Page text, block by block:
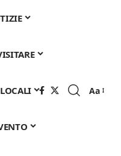
LOCALI
Font
Aa